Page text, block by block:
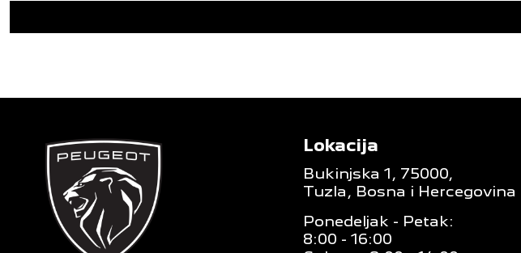
Lokacija
Bukinjska 1, 75000,
Tuzla, Bosna i Hercegovina
Ponedeljak - Petak:
8:00 - 16:00